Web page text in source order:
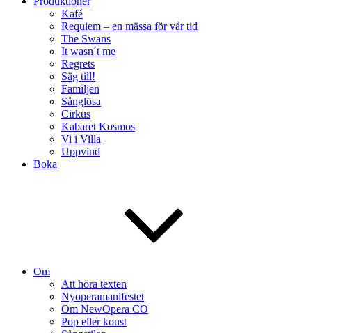
Kafé
Requiem – en mässa för vår tid
The Swans
It wasn´t me
Regrets
Säg till!
Familjen
Sånglösa
Cirkus
Kabaret Kosmos
Vi i Villa
Uppvind
Boka
Om
Att höra texten
Nyoperamanifestet
Om NewOpera CO
Pop eller konst